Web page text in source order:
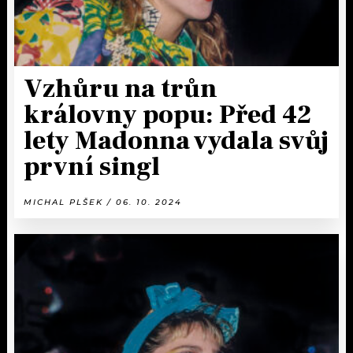
Vzhůru na trůn
královny popu: Před 42
lety Madonna vydala svůj
první singl
MICHAL PLŠEK / 06. 10. 2024